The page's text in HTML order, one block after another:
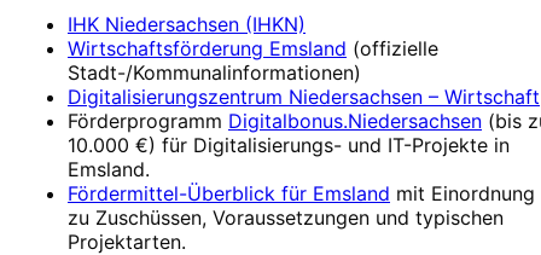
IHK Niedersachsen (IHKN)
Wirtschaftsförderung Emsland (offizielle
Stadt-/Kommunalinformationen)
Digitalisierungszentrum Niedersachsen – Wirtschaft
Förderprogramm Digitalbonus.Niedersachsen (bis
10.000 €) für Digitalisierungs- und IT-Projekte in
Emsland.
Fördermittel-Überblick für Emsland mit Einordnung
zu Zuschüssen, Voraussetzungen und typischen
Projektarten.